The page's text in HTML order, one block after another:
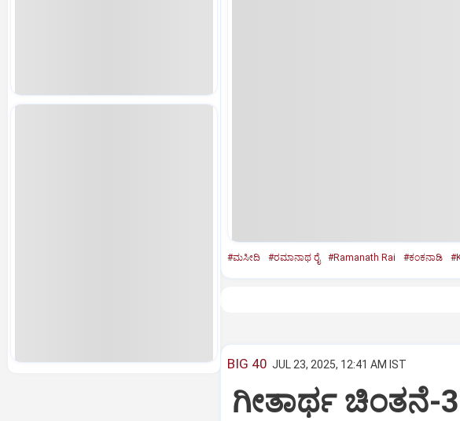
#ಮಸೀದಿ #ರಮಾನಾಥ ರೈ #Ramanath Rai #ಕಂಕನಾಡಿ
BIG 40 JUL 23, 2025, 12:41 AM IST
ಗೀತಾರ್ಥ